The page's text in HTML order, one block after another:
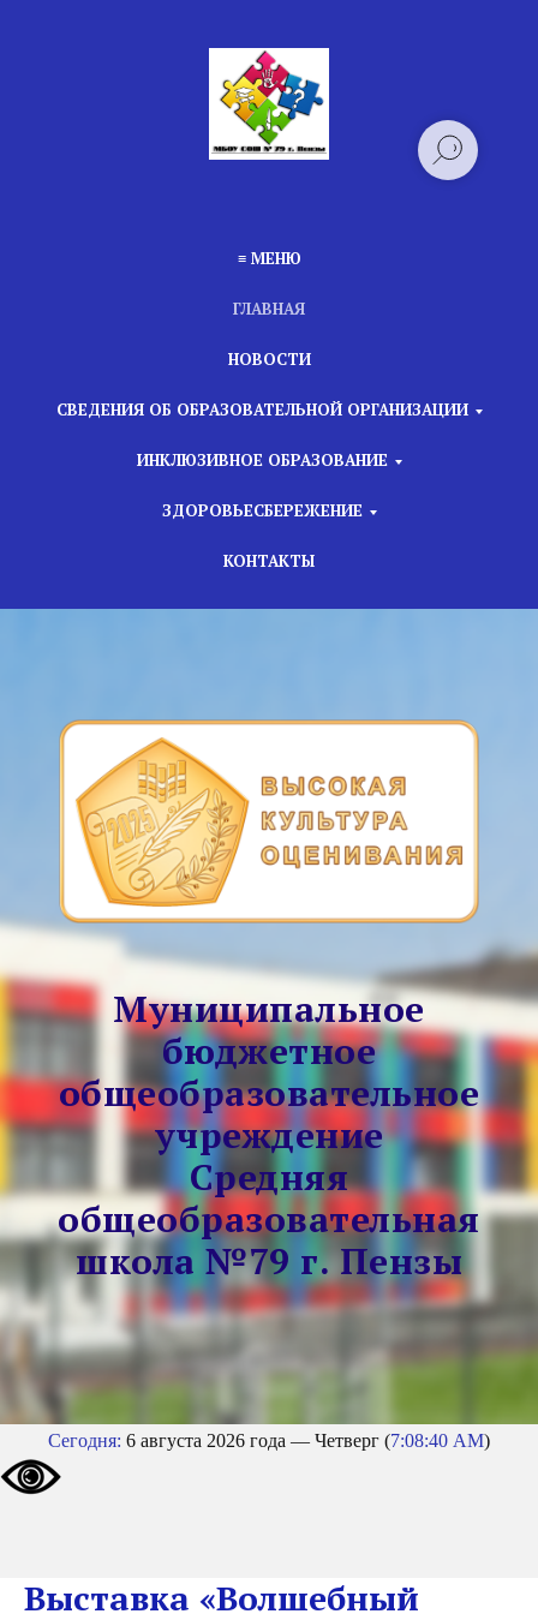
≡ МЕНЮ
ГЛАВНАЯ
НОВОСТИ
СВЕДЕНИЯ ОБ ОБРАЗОВАТЕЛЬНОЙ ОРГАНИЗАЦИИ
ИНКЛЮЗИВНОЕ ОБРАЗОВАНИЕ
ЗДОРОВЬЕСБЕРЕЖЕНИЕ
КОНТАКТЫ
Муниципальное
бюджетное
общеобразовательное
учреждение
Средняя
общеобразовательная
школа №79 г. Пензы
Сегодня: 6 августа 2026 года — Четверг (7:08:40 AM)
Выставка «Волшебный